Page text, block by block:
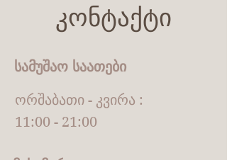
კონტაქტი
სამუშაო საათები
ორშაბათი - კვირა :
11:00 - 21:00